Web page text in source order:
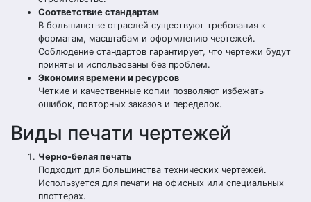
Соответствие стандартам
В большинстве отраслей существуют требования к
форматам, масштабам и оформлению чертежей.
Соблюдение стандартов гарантирует, что чертежи будут
приняты и использованы без проблем.
Экономия времени и ресурсов
Четкие и качественные копии позволяют избежать
ошибок, повторных заказов и переделок.
Виды печати чертежей
Черно-белая печать
Подходит для большинства технических чертежей.
Используется для печати на офисных или специальных
плоттерах.